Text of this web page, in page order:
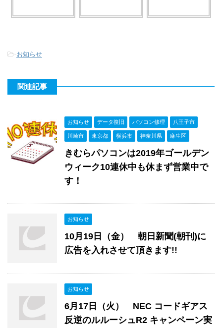
-お知らせ
関連記事
お知らせ データ復旧 パソコン修理 八王子市
川崎市 東京都 横浜市 神奈川県 麻生区
きむらパソコンは2019年ゴールデン
ウィーク10連休中も休まず営業中で
す！
お知らせ
10月19日（金） 朝日新聞(朝刊)に
広告を入れさせて頂きます!!
お知らせ
6月17日（火） NEC コードギアス
反逆のルルーシュR2 キャンペーン実